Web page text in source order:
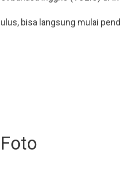
bisa langsung mulai